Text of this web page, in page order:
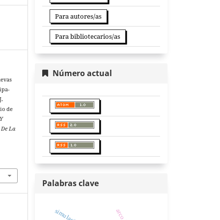
de
La
Para autores/as
Para bibliotecarios/as
Número actual
Palabras clave